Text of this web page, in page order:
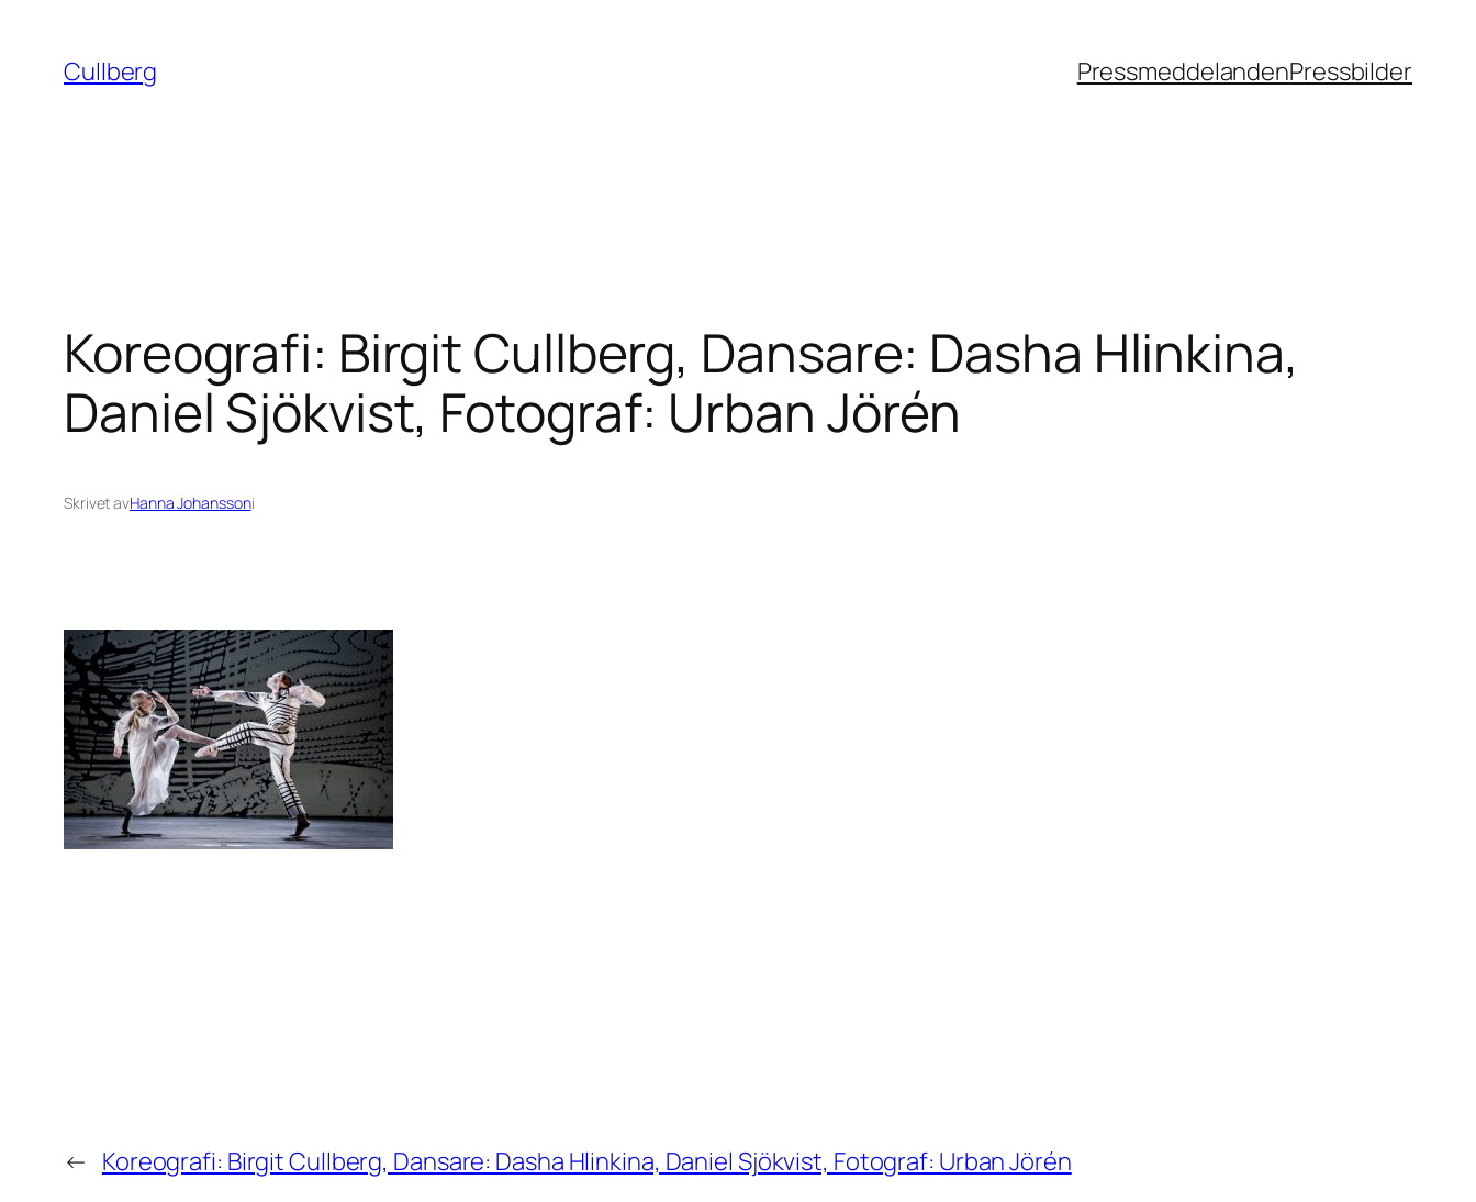
innehåll
Cullberg PressmeddelandenPressbilder
Koreografi: Birgit Cullberg, Dansare: Dasha Hlinkina,
Daniel Sjökvist, Fotograf: Urban Jörén
Skrivet avHanna Johanssoni
← Koreografi: Birgit Cullberg, Dansare: Dasha Hlinkina, Daniel Sjökvist, Fotograf: Urban Jörén